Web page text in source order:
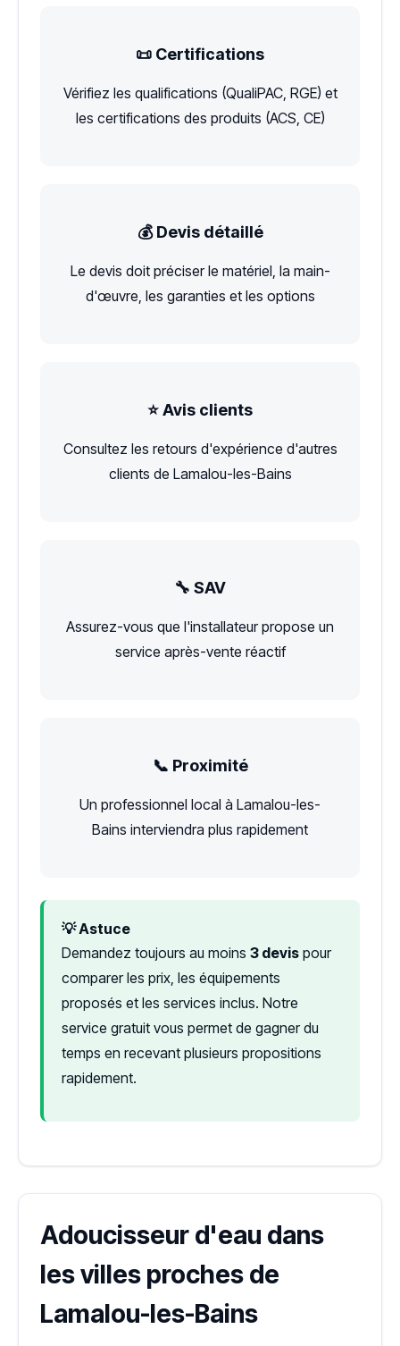
📜 Certifications
Vérifiez les qualifications (QualiPAC, RGE) et
les certifications des produits (ACS, CE)
💰 Devis détaillé
Le devis doit préciser le matériel, la main-
d'œuvre, les garanties et les options
⭐ Avis clients
Consultez les retours d'expérience d'autres
clients de Lamalou-les-Bains
🔧 SAV
Assurez-vous que l'installateur propose un
service après-vente réactif
📞 Proximité
Un professionnel local à Lamalou-les-
Bains interviendra plus rapidement
💡 Astuce
Demandez toujours au moins 3 devis pour
comparer les prix, les équipements
proposés et les services inclus. Notre
service gratuit vous permet de gagner du
temps en recevant plusieurs propositions
rapidement.
Adoucisseur d'eau dans
les villes proches de
Lamalou-les-Bains